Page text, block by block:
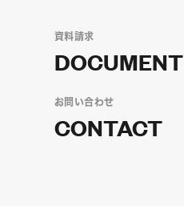
資料請求
DOCUMENT
お問い合わせ
CONTACT